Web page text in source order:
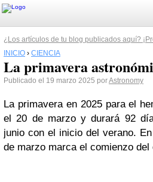
¿Los artículos de tu blog publicados aquí?
INICIO › CIENCIA
La primavera
Publicado el 19 marzo 2025 porAstronomy
La primavera en 2025 para el
el 20 de marzo y durará 92
junio con el inicio del verano.
de marzo marca el comienzo del